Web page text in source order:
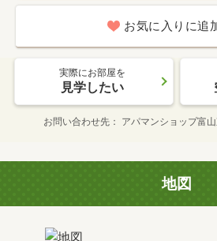
お気に入りに追
実際にお部屋を
見学したい
お問い合わせ先 アパマンショップ富
地図